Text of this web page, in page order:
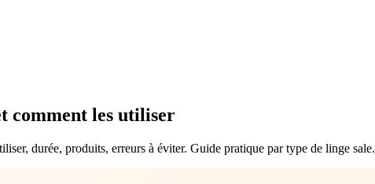
comment les utiliser
durée, produits, erreurs à éviter. Guide pratique par type de linge sale.